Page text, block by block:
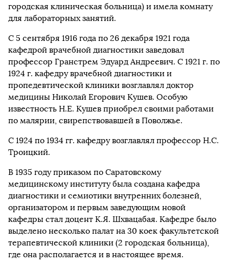
городская клиническая больница) и имела комнату
для лабораторных занятий.
С 5 сентября 1916 года по 26 декабря 1921 года
кафедрой врачебной диагностики заведовал
профессор Гранстрем Эдуард Андреевич. C 1921 г. по
1924 г. кафедру врачебной диагностики и
пропедевтической клиники возглавлял доктор
медицины Николай Егорович Кушев. Особую
известность Н.Е. Кушев приобрел своими работами
по малярии, свирепствовавшей в Поволжье.
С 1924 по 1934 гг. кафедру возглавлял профессор Н.С.
Троицкий.
В 1935 году приказом по Саратовскому
медицинскому институту была создана кафедра
диагностики и семиотики внутренних болезней,
организатором и первым заведующим новой
кафедры стал доцент К.Я. Шхвацабая. Кафедре было
выделено несколько палат на 30 коек факультетской
терапевтической клиники (2 городская больница),
где она располагается и в настоящее время.